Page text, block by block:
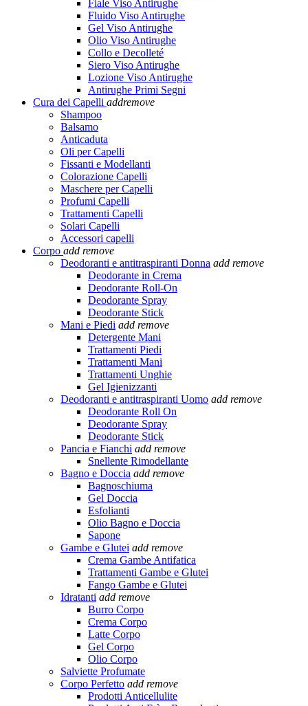
Fiale Viso Antirughe
Fluido Viso Antirughe
Gel Viso Antirughe
Olio Viso Antirughe
Collo e Decolleté
Siero Viso Antirughe
Lozione Viso Antirughe
Antirughe Primi Segni
Cura dei Capelli addremove
Shampoo
Balsamo
Anticaduta
Oli per Capelli
Fissanti e Modellanti
Colorazione Capelli
Maschere per Capelli
Profumi Capelli
Trattamenti Capelli
Solari Capelli
Accessori capelli
Corpo add remove
Deodoranti e antitraspiranti Donna add remove
Deodorante in Crema
Deodorante Roll-On
Deodorante Spray
Deodorante Stick
Mani e Piedi add remove
Detergente Mani
Trattamenti Piedi
Trattamenti Mani
Trattamenti Unghie
Gel Igienizzanti
Deodoranti e antitraspiranti Uomo add remove
Deodorante Roll On
Deodorante Spray
Deodorante Stick
Pancia e Fianchi add remove
Snellente Rimodellante
Bagno e Doccia add remove
Bagnoschiuma
Gel Doccia
Esfolianti
Olio Bagno e Doccia
Sapone
Gambe e Glutei add remove
Crema Gambe Antifatica
Trattamenti Gambe e Glutei
Fango Gambe e Glutei
Idratanti add remove
Burro Corpo
Crema Corpo
Latte Corpo
Gel Corpo
Olio Corpo
Salviette Profumate
Corpo Perfetto add remove
Prodotti Anticellulite